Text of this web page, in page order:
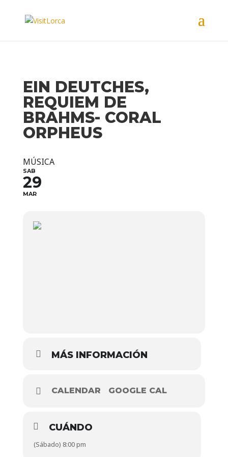
EIN DEUTCHES,
REQUIEM DE
BRAHMS- CORAL
ORPHEUS
MÚSICA
SAB
29
MAR
MÁS INFORMACIÓN
CALENDAR GOOGLE CAL
CUÁNDO
(Sábado) 8:00 pm